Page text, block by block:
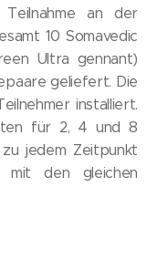
an der
10 Somavedic
Ultra gennant)
geliefert. Die
installiert.
für 2, 4 und 8
jedem Zeitpunkt
mit den gleichen